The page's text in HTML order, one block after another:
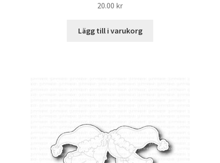
20.00 kr
Lägg till i varukorg